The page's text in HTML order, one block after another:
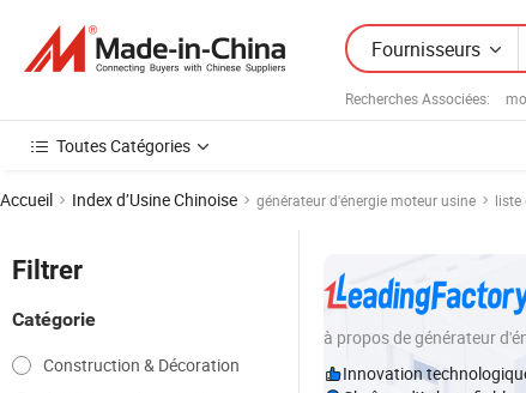
Fournisseurs
Recherches Associées:
Toutes Catégories
Accueil Index d’Usine Chinoise générateur d'énergie moteur usine liste
Filtrer
Catégorie
Construction & Décoration
à propos de générateur
Innovation